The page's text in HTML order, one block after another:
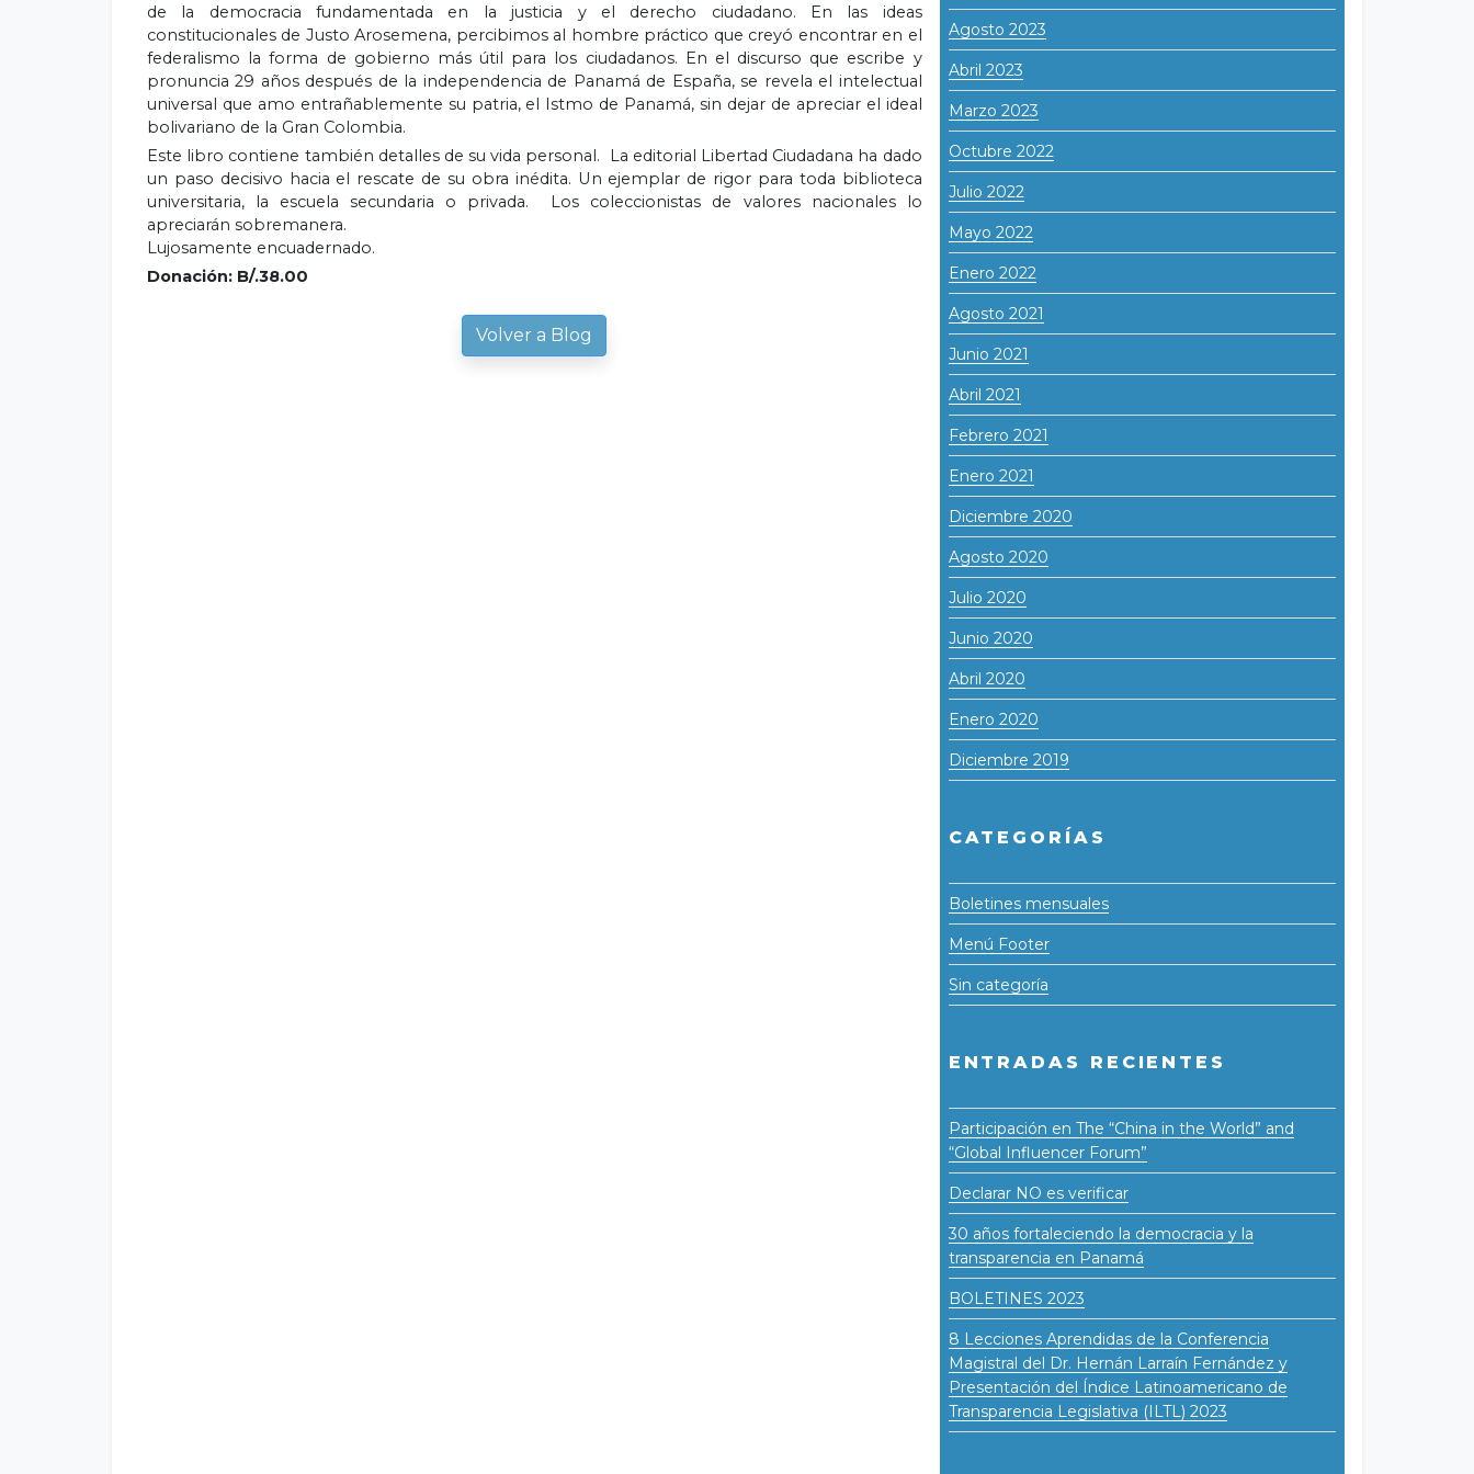
de la democracia fundamentada en la justicia y el derecho ciudadano. En las ideas
constitucionales de Justo Arosemena, percibimos al hombre práctico que creyó encontrar en el
federalismo la forma de gobierno más útil para los ciudadanos. En el discurso que escribe y
pronuncia 29 años después de la independencia de Panamá de España, se revela el intelectual
universal que amo entrañablemente su patria, el Istmo de Panamá, sin dejar de apreciar el ideal
bolivariano de la Gran Colombia.
Este libro contiene también detalles de su vida personal. La editorial Libertad Ciudadana ha dado
un paso decisivo hacia el rescate de su obra inédita. Un ejemplar de rigor para toda biblioteca
universitaria, la escuela secundaria o privada. Los coleccionistas de valores nacionales lo
apreciarán sobremanera.
Lujosamente encuadernado.
Donación: B/.38.00
Volver a Blog
Agosto 2023
Abril 2023
Marzo 2023
Octubre 2022
Julio 2022
Mayo 2022
Enero 2022
Agosto 2021
Junio 2021
Abril 2021
Febrero 2021
Enero 2021
Diciembre 2020
Agosto 2020
Julio 2020
Junio 2020
Abril 2020
Enero 2020
Diciembre 2019
CATEGORÍAS
Boletines mensuales
Menú Footer
Sin categoría
ENTRADAS RECIENTES
Participación en The “China in the World” and
“Global Influencer Forum”
Declarar NO es verificar
30 años fortaleciendo la democracia y la
transparencia en Panamá
BOLETINES 2023
8 Lecciones Aprendidas de la Conferencia
Magistral del Dr. Hernán Larraín Fernández y
Presentación del Índice Latinoamericano de
Transparencia Legislativa (ILTL) 2023